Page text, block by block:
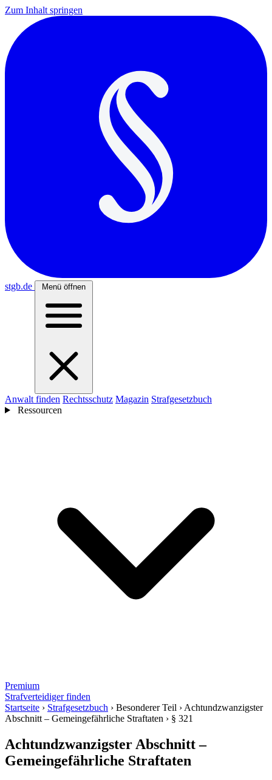
Zum Inhalt springen
stgb.de Menü öffnen
Anwalt finden Rechtsschutz Magazin Strafgesetzbuch
Ressourcen
Premium
Strafverteidiger finden
Startseite › Strafgesetzbuch › Besonderer Teil › Achtundzwanzigster
Abschnitt – Gemeingefährliche Straftaten › § 321
Achtundzwanzigster Abschnitt –
Gemeingefährliche Straftaten